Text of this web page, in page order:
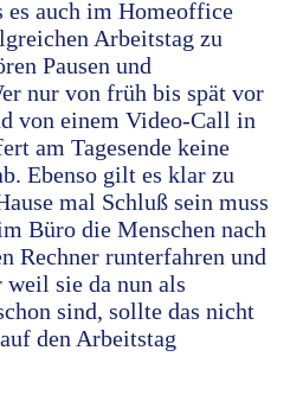
es auch im Homeoffice
Arbeitstag zu
Pausen und
nur von früh bis spät vor
von einem Video-Call in
am Tagesende keine
Ebenso gilt es klar zu
mal Schluß sein muss
Büro die Menschen nach
Rechner runterfahren und
weil sie da nun als
sind, sollte das nicht
den Arbeitstag